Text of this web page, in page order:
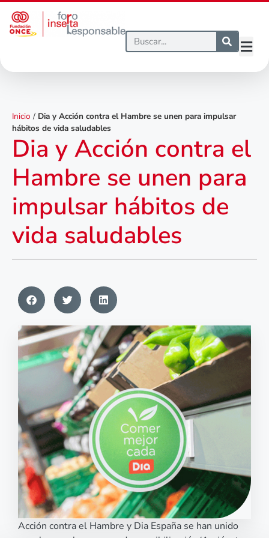
Inicio / Dia y Acción contra el Hambre se unen para impulsar
hábitos de vida saludables
Dia y Acción contra el
Hambre se unen para
impulsar hábitos de
vida saludables
Acción contra el Hambre y Dia España se han unido